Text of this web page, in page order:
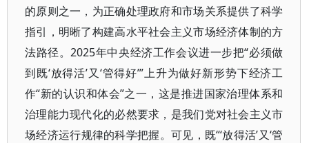
的原则之一，为正确处理政府和市场关系提供了科学
指引，明晰了构建高水平社会主义市场经济体制的方
法路径。2025年中央经济工作会议进一步把“必须做
到既‘放得活’又‘管得好’”上升为做好新形势下经济工
作“新的认识和体会”之一，这是推进国家治理体系和
治理能力现代化的必然要求，是我们党对社会主义市
场经济运行规律的科学把握。可见，既“‘放得活’又‘管